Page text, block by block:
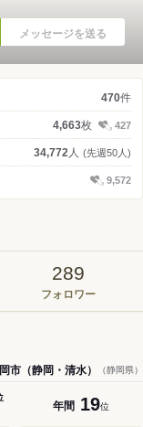
メッセージを送る
470件
4,663枚 427
34,772 人 (先週50人)
9,572
289
フォロワー
市（静岡・清水） （静岡県）
年間 19位